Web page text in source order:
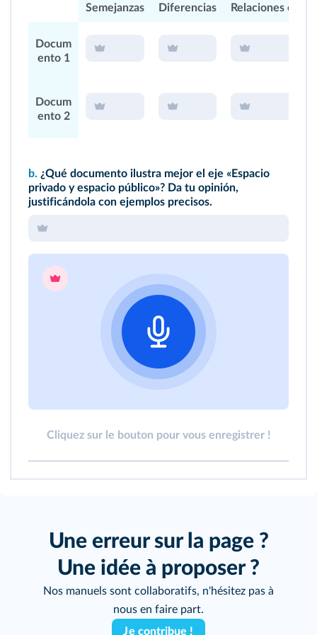
Semejanzas Diferencias Relaciones con
Docum
ento 1
Docum
ento 2
b. ¿Qué documento ilustra mejor el eje «Espacio
privado y espacio público»? Da tu opinión,
justificándola con ejemplos precisos.
Cliquez sur le bouton pour vous enregistrer !
Une erreur sur la page ?
Une idée à proposer ?
Nos manuels sont collaboratifs, n'hésitez pas à
nous en faire part.
Je contribue !